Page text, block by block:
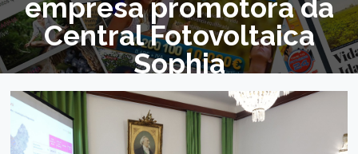
empresa promotora da
Central Fotovoltaica
Sophia